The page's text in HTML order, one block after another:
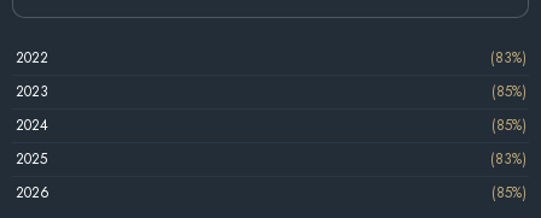
2022
(83%)
2023
(85%)
2024
(85%)
2025
(83%)
2026
(85%)